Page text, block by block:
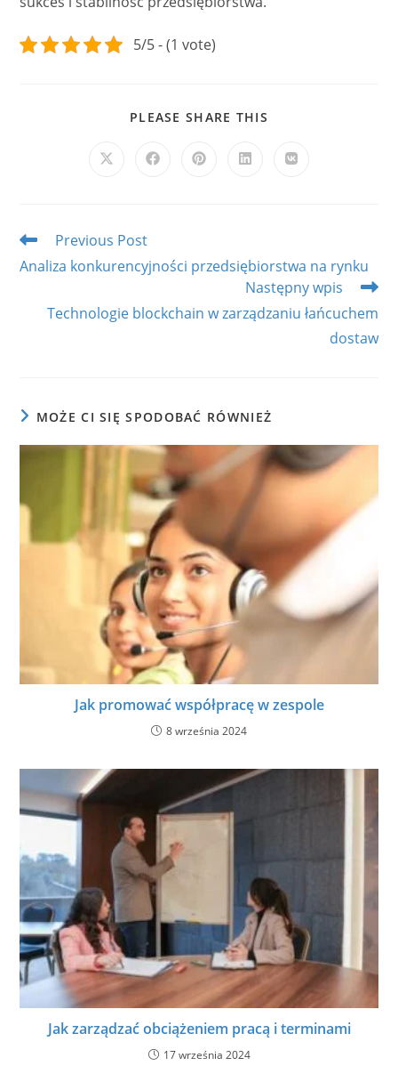
5/5 - (1 vote)
PLEASE SHARE THIS
Opens
Opens Opens Opens Opens
Read
more
articles
Previous Post
Analiza konkurencyjności przedsiębiorstwa na rynku
Następny wpis
Technologie blockchain w zarządzaniu łańcuchem
dostaw
MOŻE CI SIĘ SPODOBAĆ RÓWNIEŻ
Jak promować współpracę w zespole
8 września 2024
Jak zarządzać obciążeniem pracą i terminami
17 września 2024